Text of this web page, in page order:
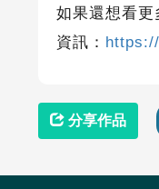
如果還想看更
資訊：
分享作品